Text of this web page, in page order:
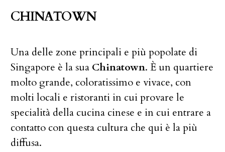
CHINATOWN
Una delle zone principali e più popolate di
Singapore è la sua Chinatown. È un quartiere
molto grande, coloratissimo e vivace, con
molti locali e ristoranti in cui provare le
specialità della cucina cinese e in cui entrare a
contatto con questa cultura che qui è la più
diffusa.